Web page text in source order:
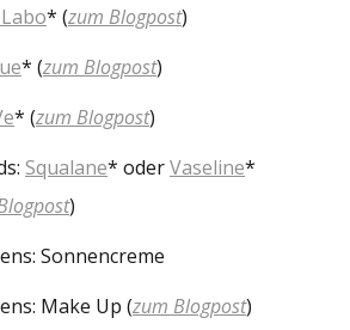
* (zum Blogpost)
* (zum Blogpost)
* (zum Blogpost)
Squalane* oderVaseline*
)
Sonnencreme
Make Up (zum Blogpost)